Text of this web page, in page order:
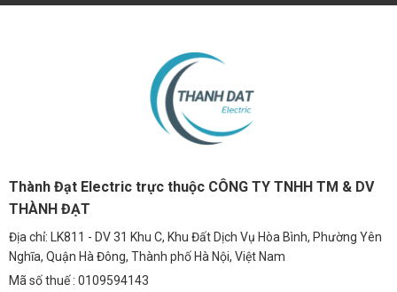
Thành Đạt Electric trực thuộc CÔNG TY TNHH TM & DV
THÀNH ĐẠT
Địa chỉ: LK811 - DV 31 Khu C, Khu Đất Dịch Vụ Hòa Bình, Phường Yên
Nghĩa, Quận Hà Đông, Thành phố Hà Nội, Việt Nam
Mã số thuế : 0109594143